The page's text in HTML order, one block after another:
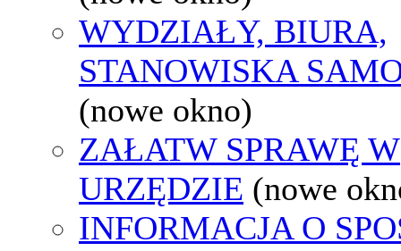
WYDZIAŁY, BIURA,
STANOWISKA
(nowe okno)
ZAŁATW SPRAWĘ W
URZĘDZIE (nowe
INFORMACJA O